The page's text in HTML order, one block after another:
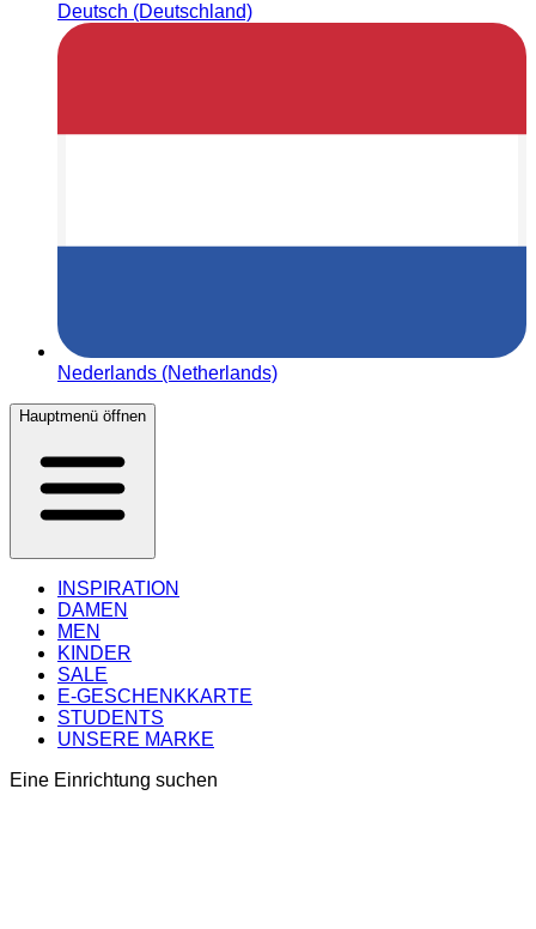
Deutsch (Deutschland)
Nederlands (Netherlands)
Hauptmenü öffnen
INSPIRATION
DAMEN
MEN
KINDER
SALE
E-GESCHENKKARTE
STUDENTS
UNSERE MARKE
Eine Einrichtung suchen